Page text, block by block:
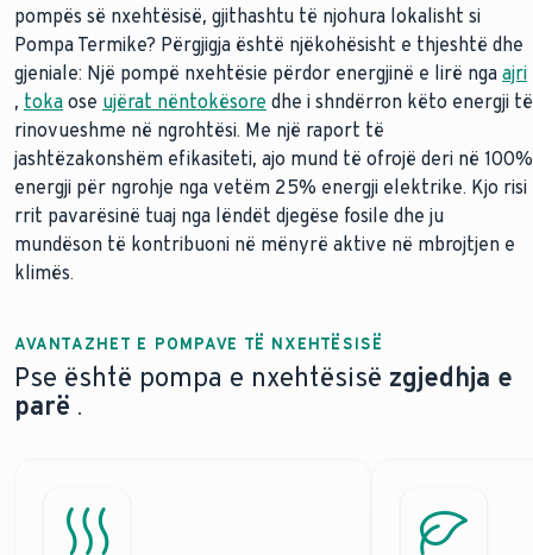
pompës së nxehtësisë, gjithashtu të njohura lokalisht si
Pompa Termike? Përgjigja është njëkohësisht e thjeshtë dhe
gjeniale: Një pompë nxehtësie përdor energjinë e lirë nga ajri
, toka ose ujërat nëntokësore dhe i shndërron këto energji të
rinovueshme në ngrohtësi. Me një raport të
jashtëzakonshëm efikasiteti, ajo mund të ofrojë deri në 100%
energji për ngrohje nga vetëm 25% energji elektrike. Kjo risi
rrit pavarësinë tuaj nga lëndët djegëse fosile dhe ju
mundëson të kontribuoni në mënyrë aktive në mbrojtjen e
klimës.
AVANTAZHET E POMPAVE TË NXEHTËSISË
Pse është pompa e nxehtësisë zgjedhja e
parë .